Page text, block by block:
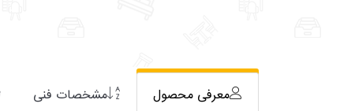
معرفی محصول مشخصات فنی